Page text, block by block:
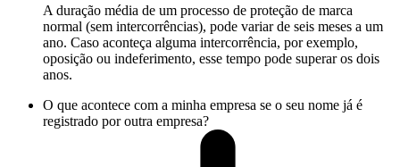
A duração média de um processo de proteção de marca
normal (sem intercorrências), pode variar de seis meses a um
ano. Caso aconteça alguma intercorrência, por exemplo,
oposição ou indeferimento, esse tempo pode superar os dois
anos.
O que acontece com a minha empresa se o seu nome já é
registrado por outra empresa?